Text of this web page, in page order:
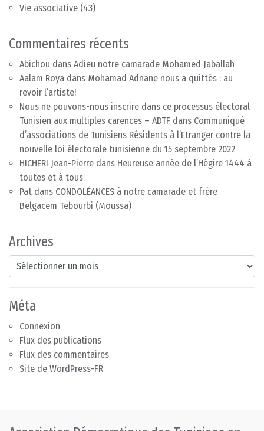
Vie associative (43)
Commentaires récents
Abichou dans Adieu notre camarade Mohamed Jaballah
Aalam Roya dans Mohamad Adnane nous a quittés : au
revoir l’artiste!
Nous ne pouvons-nous inscrire dans ce processus électoral
Tunisien aux multiples carences – ADTF dans Communiqué
d’associations de Tunisiens Résidents à l’Etranger contre la
nouvelle loi électorale tunisienne du 15 septembre 2022
HICHERI Jean-Pierre dans Heureuse année de l’Hégire 1444 à
toutes et à tous
Pat dans CONDOLÉANCES à notre camarade et frère
Belgacem Tebourbi (Moussa)
Archives
Archives
Méta
Connexion
Flux des publications
Flux des commentaires
Site de WordPress-FR